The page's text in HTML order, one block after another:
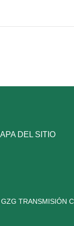
DEL SITIO
TRANSMISIÓN